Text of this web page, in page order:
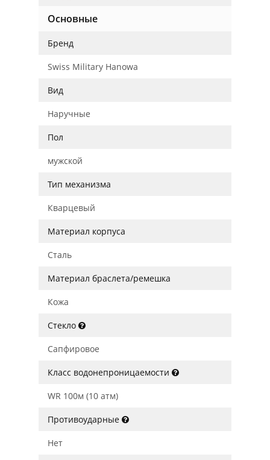
Основные
Бренд
Swiss Military Hanowa
Вид
Наручные
Пол
мужской
Тип механизма
Кварцевый
Материал корпуса
Сталь
Материал браслета/ремешка
Кожа
Стекло
Сапфировое
Класс водонепроницаемости
WR 100м (10 атм)
Противоударные
Нет